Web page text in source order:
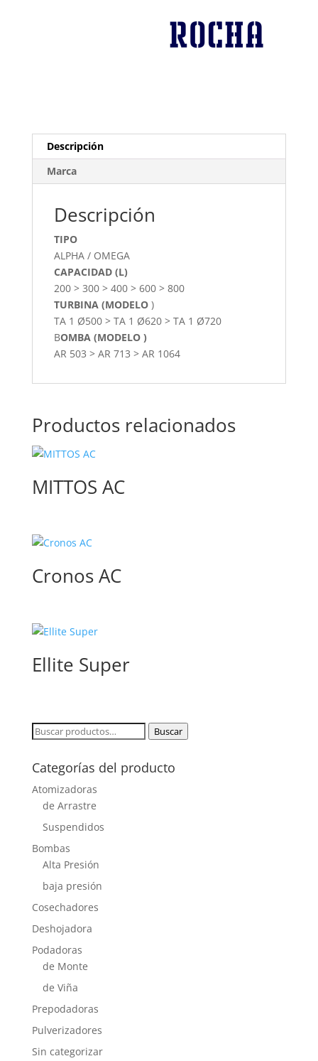
Descripción
Marca
Descripción
TIPO
ALPHA / OMEGA
CAPACIDAD (L)
200 > 300 > 400 > 600 > 800
TURBINA (MODELO)
TA 1 Ø500 > TA 1 Ø620 > TA 1 Ø720
BOMBA (MODELO )
AR 503 > AR 713 > AR 1064
Productos relacionados
MITTOS AC
Cronos AC
Ellite Super
Buscar
Buscar
Categorías del producto
Atomizadoras
de Arrastre
Suspendidos
Bombas
Alta Presión
baja presión
Cosechadores
Deshojadora
Podadoras
de Monte
de Viña
Prepodadoras
Pulverizadores
Sin categorizar